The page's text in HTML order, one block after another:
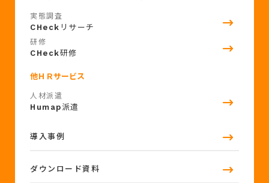
実態調査
CHeck リサーチ
研修
CHeck研修
他ＨＲサービス
人材派遣
Humap 派遣
導入事例
ダウンロード資料